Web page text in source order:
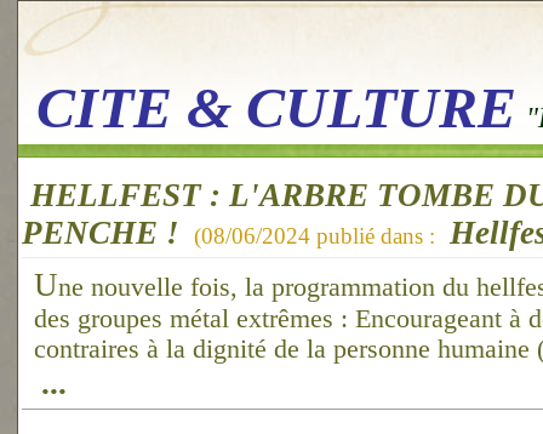
CITE & CULTURE
HELLFEST : L'ARBRE TOMBE
PENCHE !
(08/06/2024 publié dans :
Une nouvelle fois, la programmation du
des groupes métal extrêmes : Encourageant à
contraires à la dignité de la personne humaine
...